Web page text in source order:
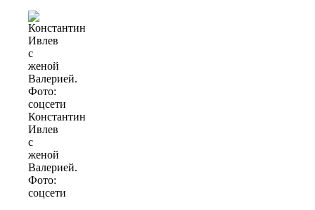
Константин
Ивлев
с
женой
Валерией.
Фото:
соцсети